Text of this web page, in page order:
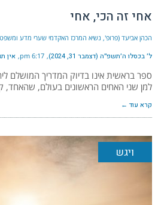
אחי זה הכי, אחי
הכהן אביעד (פרופ', נשיא המרכז האקדמי שערי מדע
ל׳ בכסלו ה׳תשפ״ה (דצמבר 31, 2024) 6:17 pm אין
ספר בראשית אינו בדיוק המדריך המושלם
למן שני האחים הראשונים בעולם, שהאחד,
קרא עוד ←
ויגש